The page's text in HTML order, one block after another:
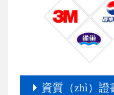
資質（zhì）證